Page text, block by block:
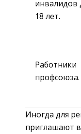
инвалидов
18 лет.
Работники
профсоюза.
Иногда для
приглашают